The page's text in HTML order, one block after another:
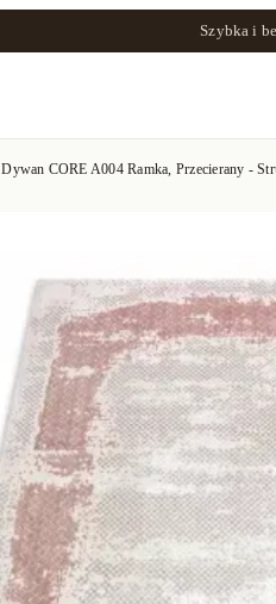
Szybka i
Dywan CORE A004 Ramka, Przecierany -